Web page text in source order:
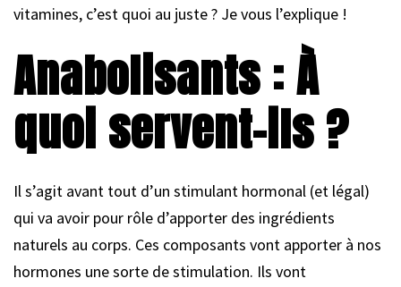
vitamines, c’est quoi au juste ? Je vous l’explique !
Anabolisants :À
quoi servent-ils ?
Il s’agit avant tout d’un stimulant hormonal (et légal)
qui va avoir pour rôle d’apporter des ingrédients
naturels au corps. Ces composants vont apporter à nos
hormones une sorte de stimulation. Ils vont